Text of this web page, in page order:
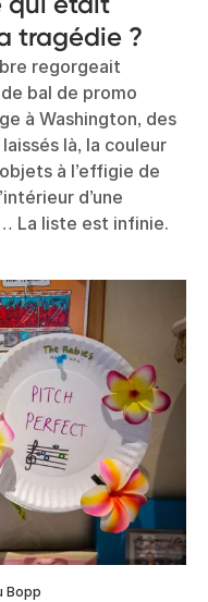
tragédie ?
regorgeait
bal de promo
à Washington, des
là, la couleur
à l’effigie de
d’une
La liste est infinie.
Bopp